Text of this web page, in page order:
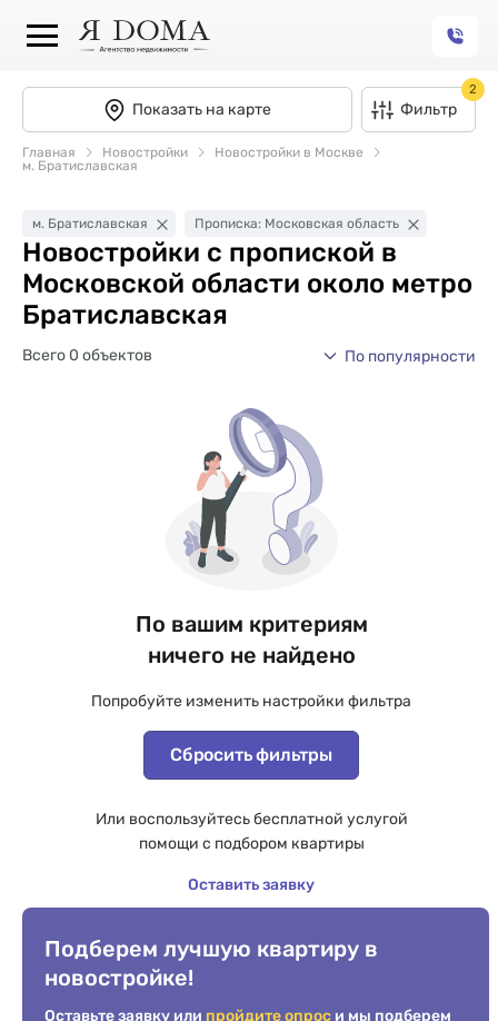
Показать на карте Фильтр
2
Главная Новостройки
Новостройки в Москве
м. Братиславская
м. Братиславская Прописка: Московская область
Новостройки с пропиской в
Московской области около метро
Братиславская
Всего 0 объектов По популярности
По вашим критериям
ничего не найдено
Попробуйте изменить настройки фильтра
Сбросить фильтры
Или воспользуйтесь бесплатной услугой
помощи с подбором квартиры
Оставить заявку
Подберем лучшую квартиру в
новостройке!
Оставьте заявку или пройдите опрос и мы подберем